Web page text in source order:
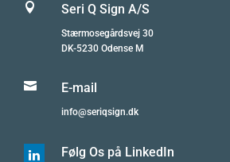
 Seri Q Sign A/S
Stærmosegårdsvej 30
DK-5230 Odense M
 E-mail
info@seriqsign.dk
 Følg Os på LinkedIn